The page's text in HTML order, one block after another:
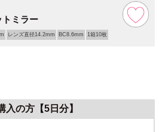
ミラー
レンズ直径14.2mm BC8.6mm 1箱10枚
入の方【5日分】